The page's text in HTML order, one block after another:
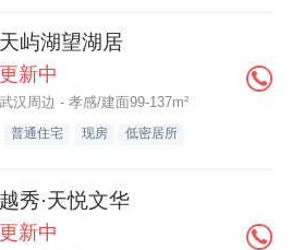
天屿湖望湖居
更新中
武汉周边 - 孝感/建面99-137m²
普通住宅 现房 低密居所
越秀·天悦文华
更新中